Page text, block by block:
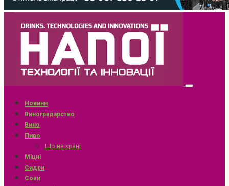
Новини
Виноградарство
Вино
Пиво
Що на крані
Міцні
Сидри
Соки